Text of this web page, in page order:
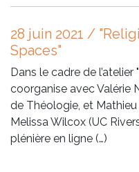
28 juin 2021 /
Spaces"
Dans le cadre de
coorganise avec Valérie
de Théologie, et Mathieu
Melissa Wilcox (UC
plénière en ligne (…)